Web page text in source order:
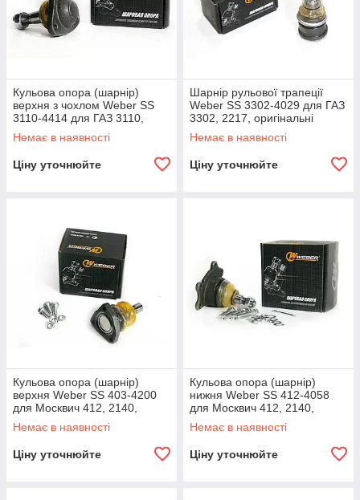
Кульова опора (шарнір)
верхня з чохлом Weber SS
3110-4414 для ГАЗ 3110,
оригінальні номери: МТ3110-
2904414.
Немає в наявності
Ціну уточнюйте
Шарнір рульової трапеції
Weber SS 3302-4029 для ГАЗ
3302, 2217, оригінальні
номери: 3302-3414029.
Немає в наявності
Ціну уточнюйте
Кульова опора (шарнір)
верхня Weber SS 403-4200
для Москвич 412, 2140,
оригінальні номери: 403-
2904200.
Немає в наявності
Ціну уточнюйте
Кульова опора (шарнір)
нижня Weber SS 412-4058
для Москвич 412, 2140,
оригінальні номери: 412-
2904058.
Немає в наявності
Ціну уточнюйте